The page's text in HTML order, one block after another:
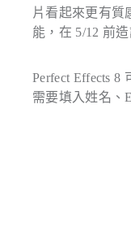
片看起來更有質
能，在 5/12 前
Perfect Effects 8
需要填入姓名、